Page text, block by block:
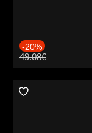
-20%
49.08€